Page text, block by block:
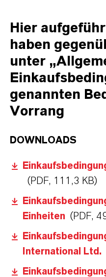
Hier
haben
unter
genannten
Vorrang
DOWNLOADS
(PDF, 111,3 KB)
Einheiten (PDF,
International Ltd.